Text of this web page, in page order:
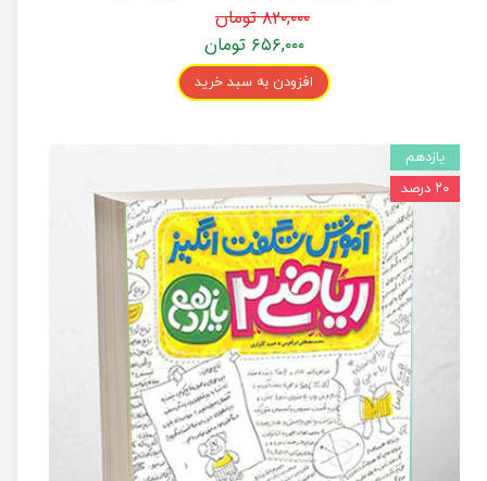
۸۲۰,۰۰۰ تومان
۶۵۶,۰۰۰ تومان
افزودن به سبد خرید
یازدهم
۲۰ درصد